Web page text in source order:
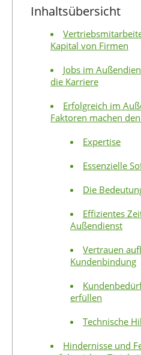
Inhaltsübersicht
Kapital von Firmen
Jobs im
die Karriere
Erfolgreich im
Faktoren machen
Expertise
Essenzielle
Die
Effizientes
Außendienst
Vertrauen
Kundenbindung
erfüllen
Technische
Hindernisse und